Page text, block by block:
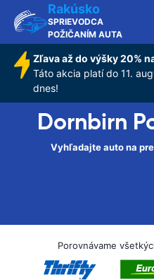
Rakúsko
SPRIEVODCA
POŽIČANÍM AUTA
Zľava až do výšky 20%
Táto akcia platí do 11.
dnes!
Dornbirn
Vyhľadajte auto na
Porovnávame